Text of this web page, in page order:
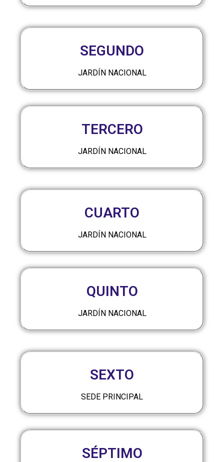
SEGUNDO
JARDÍN NACIONAL
TERCERO
JARDÍN NACIONAL
CUARTO
JARDÍN NACIONAL
QUINTO
JARDÍN NACIONAL
SEXTO
SEDE PRINCIPAL
SÉPTIMO